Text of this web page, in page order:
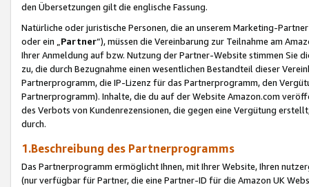
den Übersetzungen gilt die englische Fassung.
Natürliche oder juristische Personen, die an unserem Marketing-
oder ein „Partner“), müssen die Vereinbarung zur Teilnahme am
Ihrer Anmeldung auf bzw. Nutzung der Partner-Website stimmen Sie
zu, die durch Bezugnahme einen wesentlichen Bestandteil dieser
Partnerprogramm, die IP-Lizenz für das Partnerprogramm, den
Partnerprogramm). Inhalte, die du auf der Website Amazon.com
des Verbots von Kundenrezensionen, die gegen eine Vergütung
durch.
1.Beschreibung des Partnerprogramms
Das Partnerprogramm ermöglicht Ihnen, mit Ihrer Website, Ihren
(nur verfügbar für Partner, die eine Partner-ID für die Amazon UK